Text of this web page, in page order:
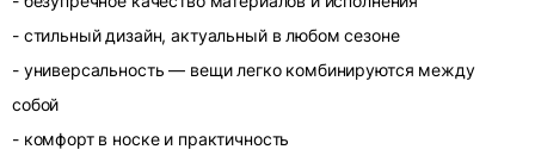
- стильный дизайн, актуальный в любом сезоне
- универсальность — вещи легко комбинируются между
собой
- комфорт в носке и практичность